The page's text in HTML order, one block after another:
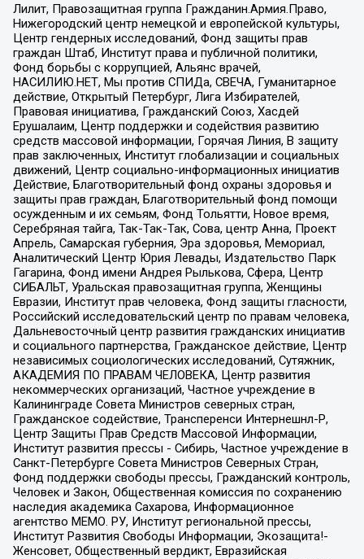
Лилит, Правозащитная группа Гражданин.Армия.Право,
Нижегородский центр немецкой и европейской культуры,
Центр гендерных исследований, Фонд защиты прав
граждан Штаб, Институт права и публичной политики,
Фонд борьбы с коррупцией, Альянс врачей,
НАСИЛИЮ.НЕТ, Мы против СПИДа, СВЕЧА, Гуманитарное
действие, Открытый Петербург, Лига Избирателей,
Правовая инициатива, Гражданский Союз, Хасдей
Ерушалаим, Центр поддержки и содействия развитию
средств массовой информации, Горячая Линия, В защиту
прав заключенных, Институт глобализации и социальных
движений, Центр социально-информационных инициатив
Действие, Благотворительный фонд охраны здоровья и
защиты прав граждан, Благотворительный фонд помощи
осужденным и их семьям, Фонд Тольятти, Новое время,
Серебряная тайга, Так-Так-Так, Сова, центр Анна, Проект
Апрель, Самарская губерния, Эра здоровья, Мемориал,
Аналитический Центр Юрия Левады, Издательство Парк
Гагарина, Фонд имени Андрея Рылькова, Сфера, Центр
СИБАЛЬТ, Уральская правозащитная группа, Женщины
Евразии, Институт прав человека, Фонд защиты гласности,
Российский исследовательский центр по правам человека,
Дальневосточный центр развития гражданских инициатив
и социального партнерства, Гражданское действие, Центр
независимых социологических исследований, Сутяжник,
АКАДЕМИЯ ПО ПРАВАМ ЧЕЛОВЕКА, Центр развития
некоммерческих организаций, Частное учреждение в
Калининграде Совета Министров северных стран,
Гражданское содействие, Трансперенси Интернешнл-Р,
Центр Защиты Прав Средств Массовой Информации,
Институт развития прессы - Сибирь, Частное учреждение в
Санкт-Петербурге Совета Министров Северных Стран,
Фонд поддержки свободы прессы, Гражданский контроль,
Человек и Закон, Общественная комиссия по сохранению
наследия академика Сахарова, Информационное
агентство МЕМО. РУ, Институт региональной прессы,
Институт Развития Свободы Информации, Экозащита!-
Женсовет, Общественный вердикт, Евразийская